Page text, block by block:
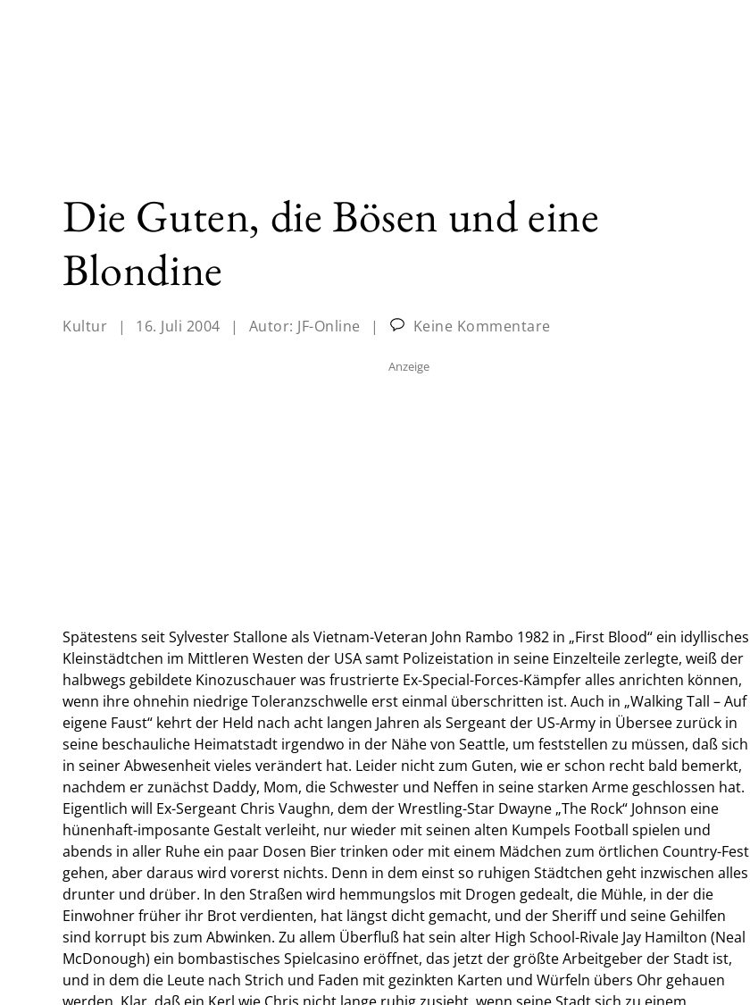
Die Guten, die Bösen und eine
Blondine
Kultur | 16. Juli 2004 | Autor: JF-Online | Keine Kommentare
Anzeige
Spätestens seit Sylvester Stallone als Vietnam-Veteran John Rambo 1982 in „First Blood“ ein idyllisches
Kleinstädtchen im Mittleren Westen der USA samt Polizeistation in seine Einzelteile zerlegte, weiß der
halbwegs gebildete Kinozuschauer was frustrierte Ex-Special-Forces-Kämpfer alles anrichten können,
wenn ihre ohnehin niedrige Toleranzschwelle erst einmal überschritten ist. Auch in „Walking Tall – Auf
eigene Faust“ kehrt der Held nach acht langen Jahren als Sergeant der US-Army in Übersee zurück in
seine beschauliche Heimatstadt irgendwo in der Nähe von Seattle, um feststellen zu müssen, daß sich
in seiner Abwesenheit vieles verändert hat. Leider nicht zum Guten, wie er schon recht bald bemerkt,
nachdem er zunächst Daddy, Mom, die Schwester und Neffen in seine starken Arme geschlossen hat.
Eigentlich will Ex-Sergeant Chris Vaughn, dem der Wrestling-Star Dwayne „The Rock“ Johnson eine
hünenhaft-imposante Gestalt verleiht, nur wieder mit seinen alten Kumpels Football spielen und
abends in aller Ruhe ein paar Dosen Bier trinken oder mit einem Mädchen zum örtlichen Country-Fest
gehen, aber daraus wird vorerst nichts. Denn in dem einst so ruhigen Städtchen geht inzwischen alles
drunter und drüber. In den Straßen wird hemmungslos mit Drogen gedealt, die Mühle, in der die
Einwohner früher ihr Brot verdienten, hat längst dicht gemacht, und der Sheriff und seine Gehilfen
sind korrupt bis zum Abwinken. Zu allem Überfluß hat sein alter High School-Rivale Jay Hamilton (Neal
McDonough) ein bombastisches Spielcasino eröffnet, das jetzt der größte Arbeitgeber der Stadt ist,
und in dem die Leute nach Strich und Faden mit gezinkten Karten und Würfeln übers Ohr gehauen